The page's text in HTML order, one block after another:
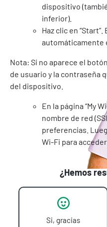
dispositivo
inferior).
Haz clic en
automáticamente
Nota: Si no aparece el
de usuario y la contraseña
del dispositivo.
En la página “My
nombre de red
preferencias.
Wi-Fi para
¿Hemos
Si, gracias